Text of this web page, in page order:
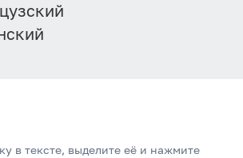
в тексте, выделите её и нажмите